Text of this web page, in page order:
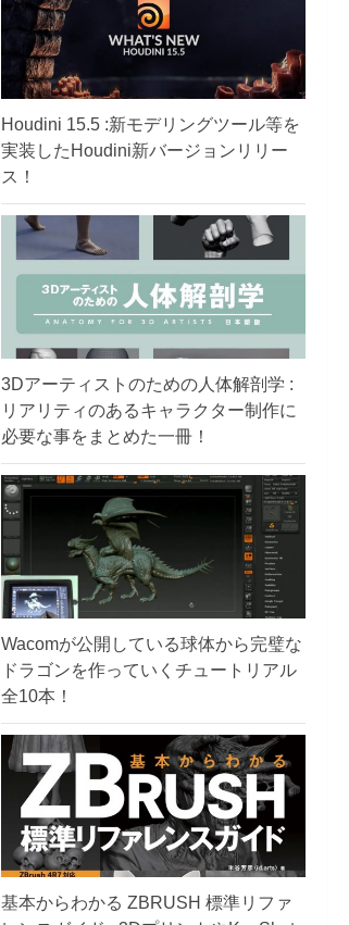
Houdini 15.5 :新モデリングツール等を
実装したHoudini新バージョンリリー
ス！
3Dアーティストのための人体解剖学 :
リアリティのあるキャラクター制作に
必要な事をまとめた一冊！
Wacomが公開している球体から完璧な
ドラゴンを作っていくチュートリアル
全10本！
基本からわかる ZBRUSH 標準リファ